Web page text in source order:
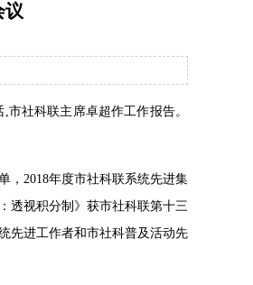
议
社科联主席卓超作工作报告。
，2018年度市社科联系统先进集
透视积分制》获市社科联第十三
先进工作者和市社科普及活动先